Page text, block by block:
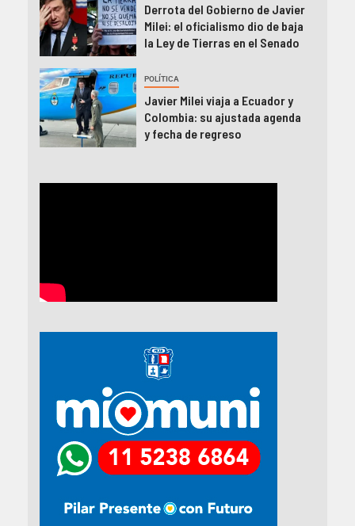
Derrota del Gobierno de Javier
Milei: el oficialismo dio de baja
la Ley de Tierras en el Senado
POLÍTICA
Javier Milei viaja a Ecuador y
Colombia: su ajustada agenda
y fecha de regreso